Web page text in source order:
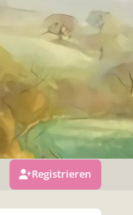
Registrieren